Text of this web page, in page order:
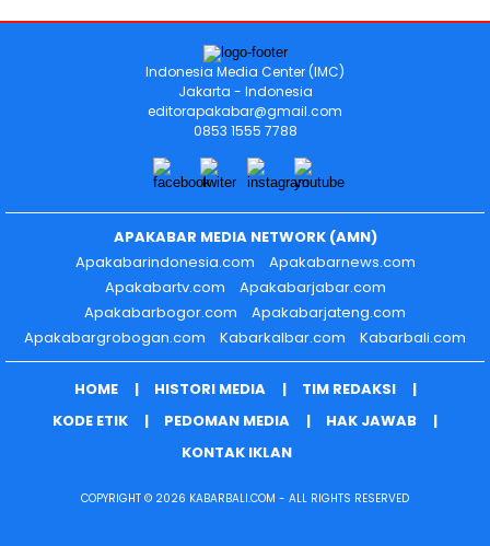
Indonesia Media Center (IMC)
Jakarta - Indonesia
editorapakabar@gmail.com
0853 1555 7788
APAKABAR MEDIA NETWORK (AMN)
Apakabarindonesia.com
Apakabarnews.com
Apakabartv.com
Apakabarjabar.com
Apakabarbogor.com
Apakabarjateng.com
Apakabargrobogan.com
Kabarkalbar.com Kabarbali.com
HOME HISTORI MEDIA
TIM REDAKSI
KODE ETIK
PEDOMAN MEDIA
HAK JAWAB
KONTAK IKLAN
COPYRIGHT © 2026 KABARBALI.COM - ALL RIGHTS RESERVED